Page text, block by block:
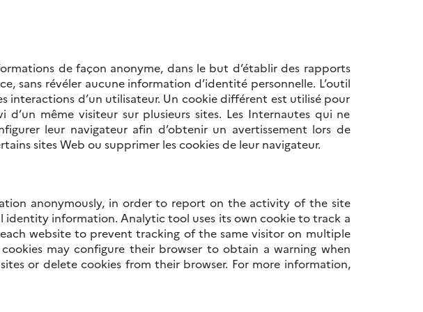
de façon anonyme, dans le but d’établir des rapports
sans révéler aucune information d’identité personnelle. L’outil
interactions d’un utilisateur. Un cookie différent est utilisé pour
même visiteur sur plusieurs sites. Les Internautes qui ne
leur navigateur afin d’obtenir un avertissement lors de
sites Web ou supprimer les cookies de leur navigateur.
anonymously, in order to report on the activity of the site
identity information. Analytic tool uses its own cookie to track a
website to prevent tracking of the same visitor on multiple
may configure their browser to obtain a warning when
or delete cookies from their browser. For more information,